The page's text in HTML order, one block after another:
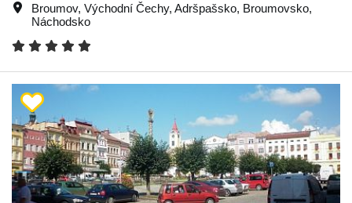
Broumov, Východní Čechy, Adršpašsko, Broumovsko,
Náchodsko